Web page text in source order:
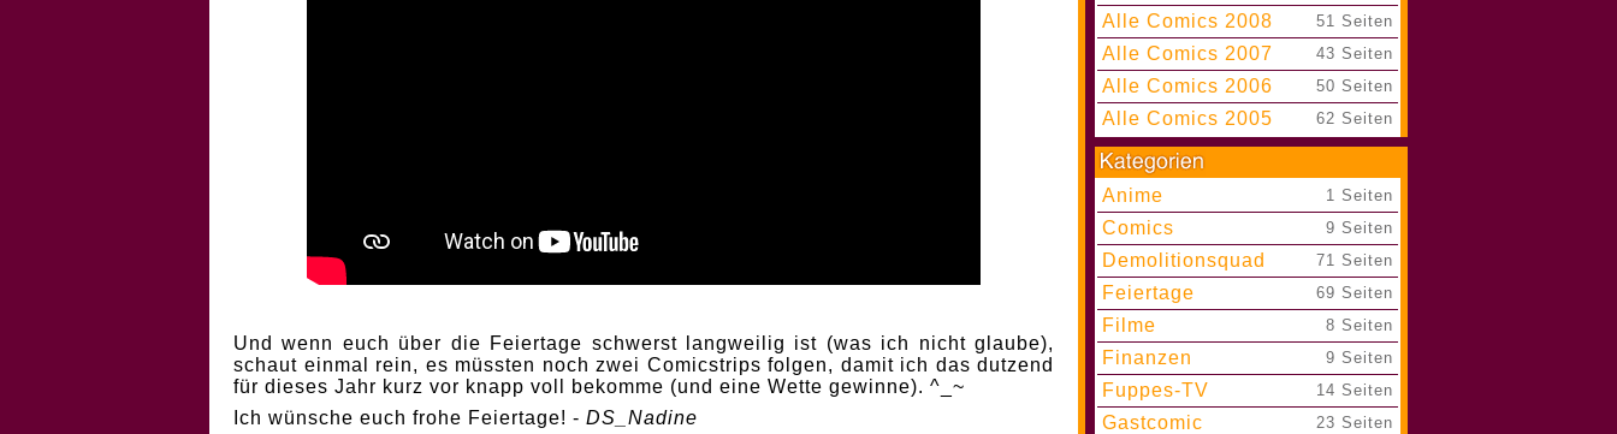
Und wenn euch über die Feiertage schwerst langweilig ist (was ich nicht glaube),
schaut einmal rein, es müssten noch zwei Comicstrips folgen, damit ich das dutzend
für dieses Jahr kurz vor knapp voll bekomme (und eine Wette gewinne). ^_~
Ich wünsche euch frohe Feiertage! - DS_Nadine
Alle Comics 2008 51 Seiten
Alle Comics 2007 43 Seiten
Alle Comics 2006 50 Seiten
Alle Comics 2005 62 Seiten
Anime 1 Seiten
Comics 9 Seiten
Demolitionsquad 71 Seiten
Feiertage 69 Seiten
Filme 8 Seiten
Finanzen 9 Seiten
Fuppes-TV 14 Seiten
Gastcomic 23 Seiten